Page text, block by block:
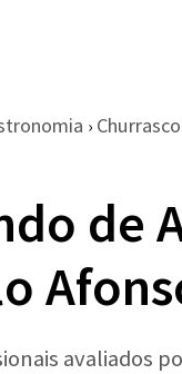
› Churrasco
de
avaliados